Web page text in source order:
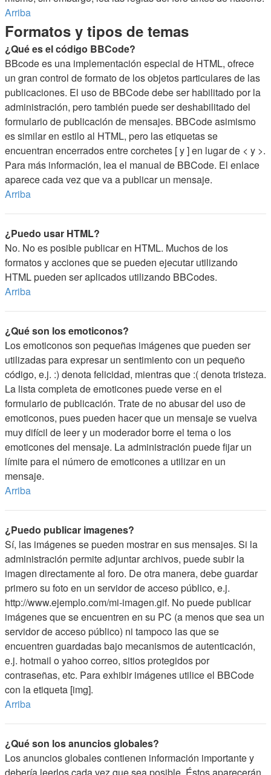
Arriba
Formatos y tipos de temas
¿Qué es el código BBCode?
BBcode es una implementación especial de HTML, ofrece
un gran control de formato de los objetos particulares de las
publicaciones. El uso de BBCode debe ser habilitado por la
administración, pero también puede ser deshabilitado del
formulario de publicación de mensajes. BBCode asimismo
es similar en estilo al HTML, pero las etiquetas se
encuentran encerrados entre corchetes [ y ] en lugar de < y >.
Para más información, lea el manual de BBCode. El enlace
aparece cada vez que va a publicar un mensaje.
Arriba
¿Puedo usar HTML?
No. No es posible publicar en HTML. Muchos de los
formatos y acciones que se pueden ejecutar utilizando
HTML pueden ser aplicados utilizando BBCodes.
Arriba
¿Qué son los emoticonos?
Los emoticonos son pequeñas imágenes que pueden ser
utilizadas para expresar un sentimiento con un pequeño
código, e.j. :) denota felicidad, mientras que :( denota tristeza.
La lista completa de emoticones puede verse en el
formulario de publicación. Trate de no abusar del uso de
emoticonos, pues pueden hacer que un mensaje se vuelva
muy difícil de leer y un moderador borre el tema o los
emoticones del mensaje. La administración puede fijar un
límite para el número de emoticones a utilizar en un
mensaje.
Arriba
¿Puedo publicar imagenes?
Sí, las imágenes se pueden mostrar en sus mensajes. Si la
administración permite adjuntar archivos, puede subir la
imagen directamente al foro. De otra manera, debe guardar
primero su foto en un servidor de acceso público, e.j.
http://www.ejemplo.com/mi-imagen.gif. No puede publicar
imágenes que se encuentren en su PC (a menos que sea un
servidor de acceso público) ni tampoco las que se
encuentren guardadas bajo mecanismos de autenticación,
e.j. hotmail o yahoo correo, sitios protegidos por
contraseñas, etc. Para exhibir imágenes utilice el BBCode
con la etiqueta [img].
Arriba
¿Qué son los anuncios globales?
Los anuncios globales contienen información importante y